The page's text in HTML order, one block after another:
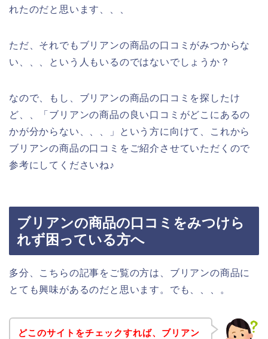
れたのだと思います、、、
ただ、それでもブリアンの商品の口コミがみつからな
い、、、という人もいるのではないでしょうか？
なので、もし、ブリアンの商品の口コミを探したけ
ど、、「ブリアンの商品の良い口コミがどこにあるの
かが分からない、、、」という方に向けて、これから
ブリアンの商品の口コミをご紹介させていただくので
参考にしてくださいね♪
ブリアンの商品の口コミをみつけら
れず困っている方へ
多分、こちらの記事をご覧の方は、ブリアンの商品に
とても興味があるのだと思います。でも、、、。
どこのサイトをチェックすれば、ブリアン